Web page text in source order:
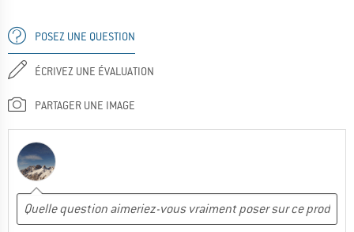
POSEZ UNE QUESTION
ÉCRIVEZ UNE ÉVALUATION
PARTAGER UNE IMAGE